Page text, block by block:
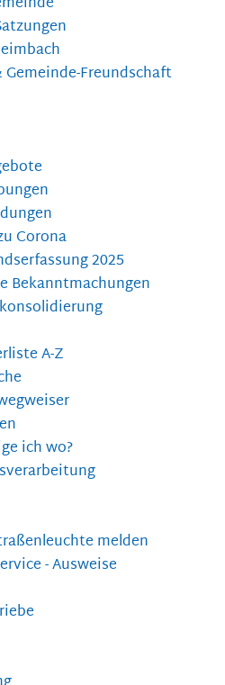
Freundschaft
Corona
2025
Bekanntmachungen
A-Z
ich wo?
melden
- Ausweise